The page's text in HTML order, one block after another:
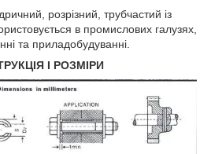
розрізний, трубчастий із
в промислових галузях,
та приладобудуванні.
І РОЗМІРИ